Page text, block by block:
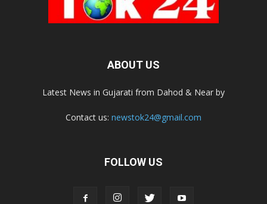
ABOUT US
Latest News in Gujarati from Dahod & Near by
Contact us: newstok24@gmail.com
FOLLOW US